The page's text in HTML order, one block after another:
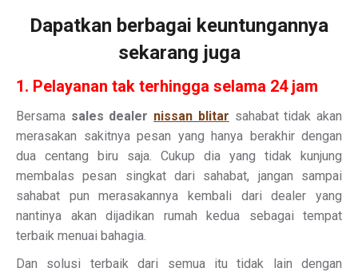
Dapatkan berbagai keuntungannya
sekarang juga
1. Pelayanan tak terhingga selama 24 jam
Bersama sales dealer nissan blitar sahabat tidak akan
merasakan sakitnya pesan yang hanya berakhir dengan
dua centang biru saja. Cukup dia yang tidak kunjung
membalas pesan singkat dari sahabat, jangan sampai
sahabat pun merasakannya kembali dari dealer yang
nantinya akan dijadikan rumah kedua sebagai tempat
terbaik menuai bahagia.
Dan solusi terbaik dari semua itu tidak lain dengan